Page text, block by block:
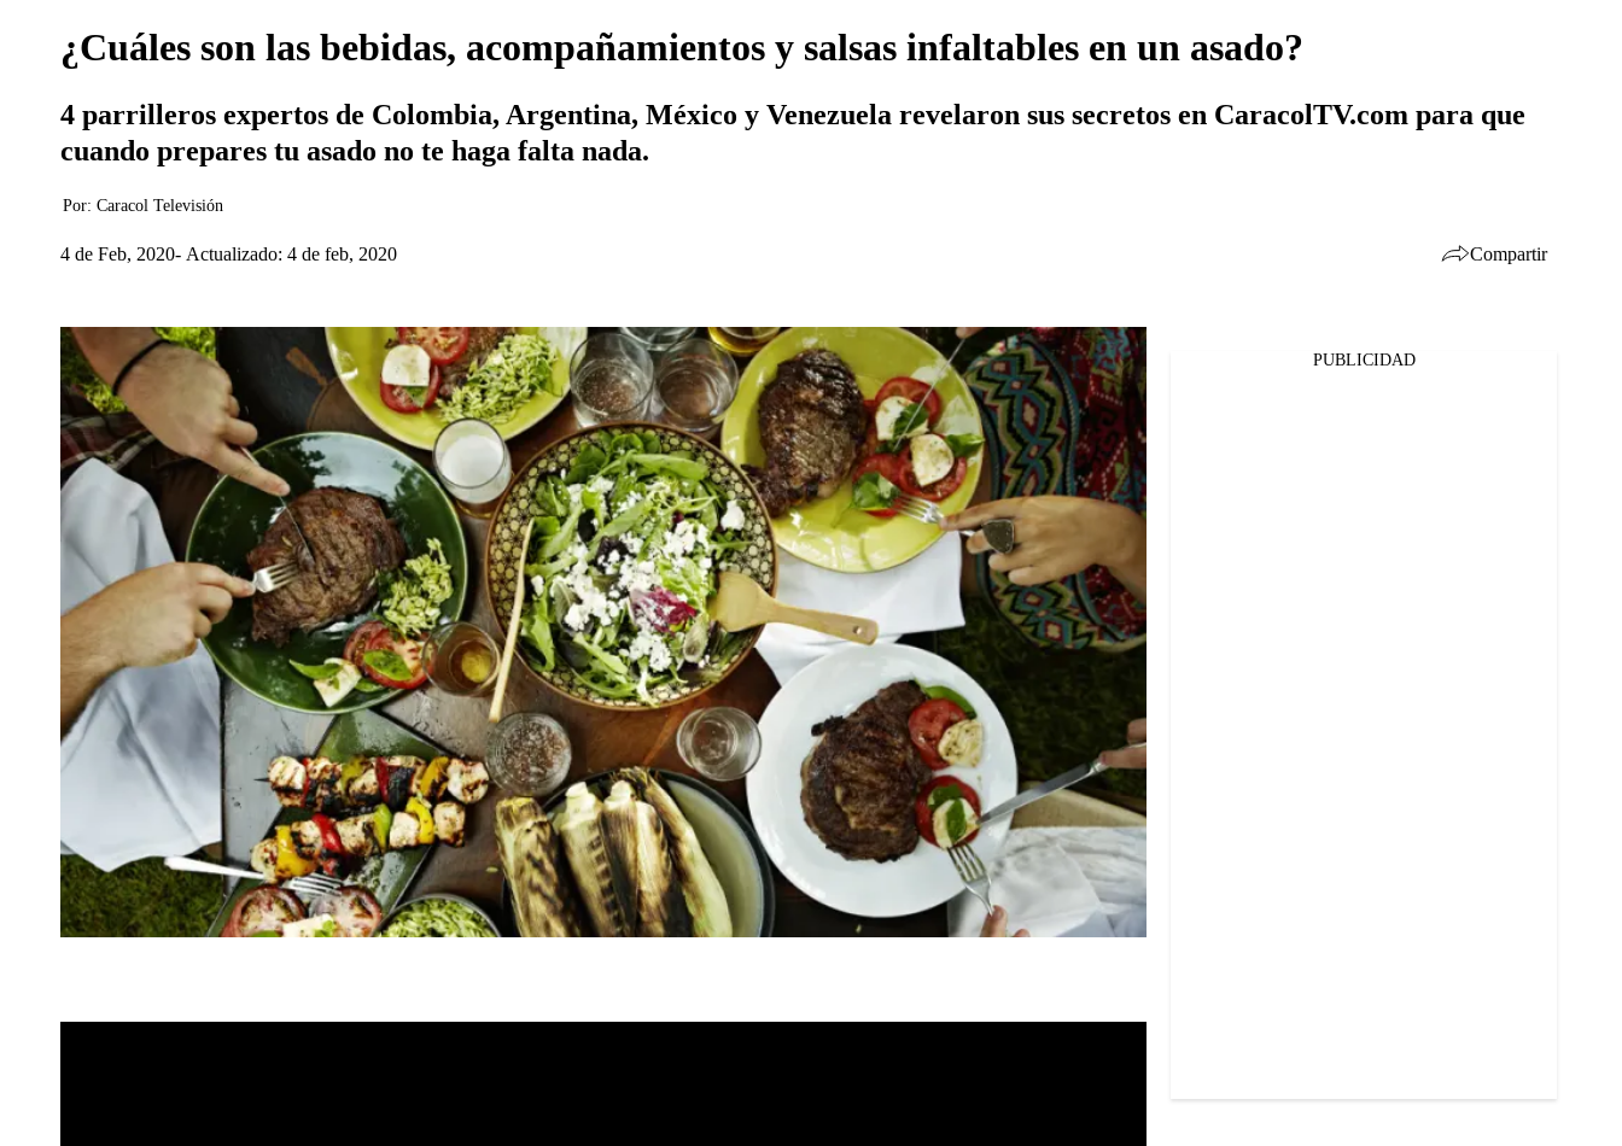
¿Cuáles son las bebidas, acompañamientos y salsas infaltables en un asado?
4 parrilleros expertos de Colombia, Argentina, México y Venezuela revelaron sus secretos en CaracolTV.com para que
cuando prepares tu asado no te haga falta nada.
Por: Caracol Televisión
4 de Feb, 2020 Actualizado: 4 de feb, 2020 Compartir
Facebook
Twitter
Whatsapp
PUBLICIDAD